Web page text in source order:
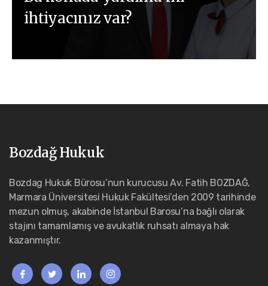
ihtiyacınız var?
Bozdağ Hukuk
Bozdag Hukuk Bürosu’nun kurucusu Av. Fatih BOZDAĞ,
Marmara Üniversitesi Hukuk Fakültesi’den 2009 tarihinde
mezun olmuş, akabinde İstanbul Barosu’na bağlı olarak
stajını tamamlamış ve avukatlık ruhsatı almaya hak
kazanmıştır.